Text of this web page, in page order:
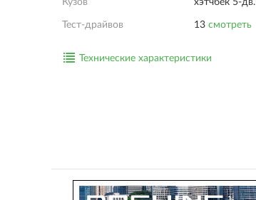
Кузов хэтчбек 5-дв.
Тест-драйвов 13 смотреть
Технические характеристики